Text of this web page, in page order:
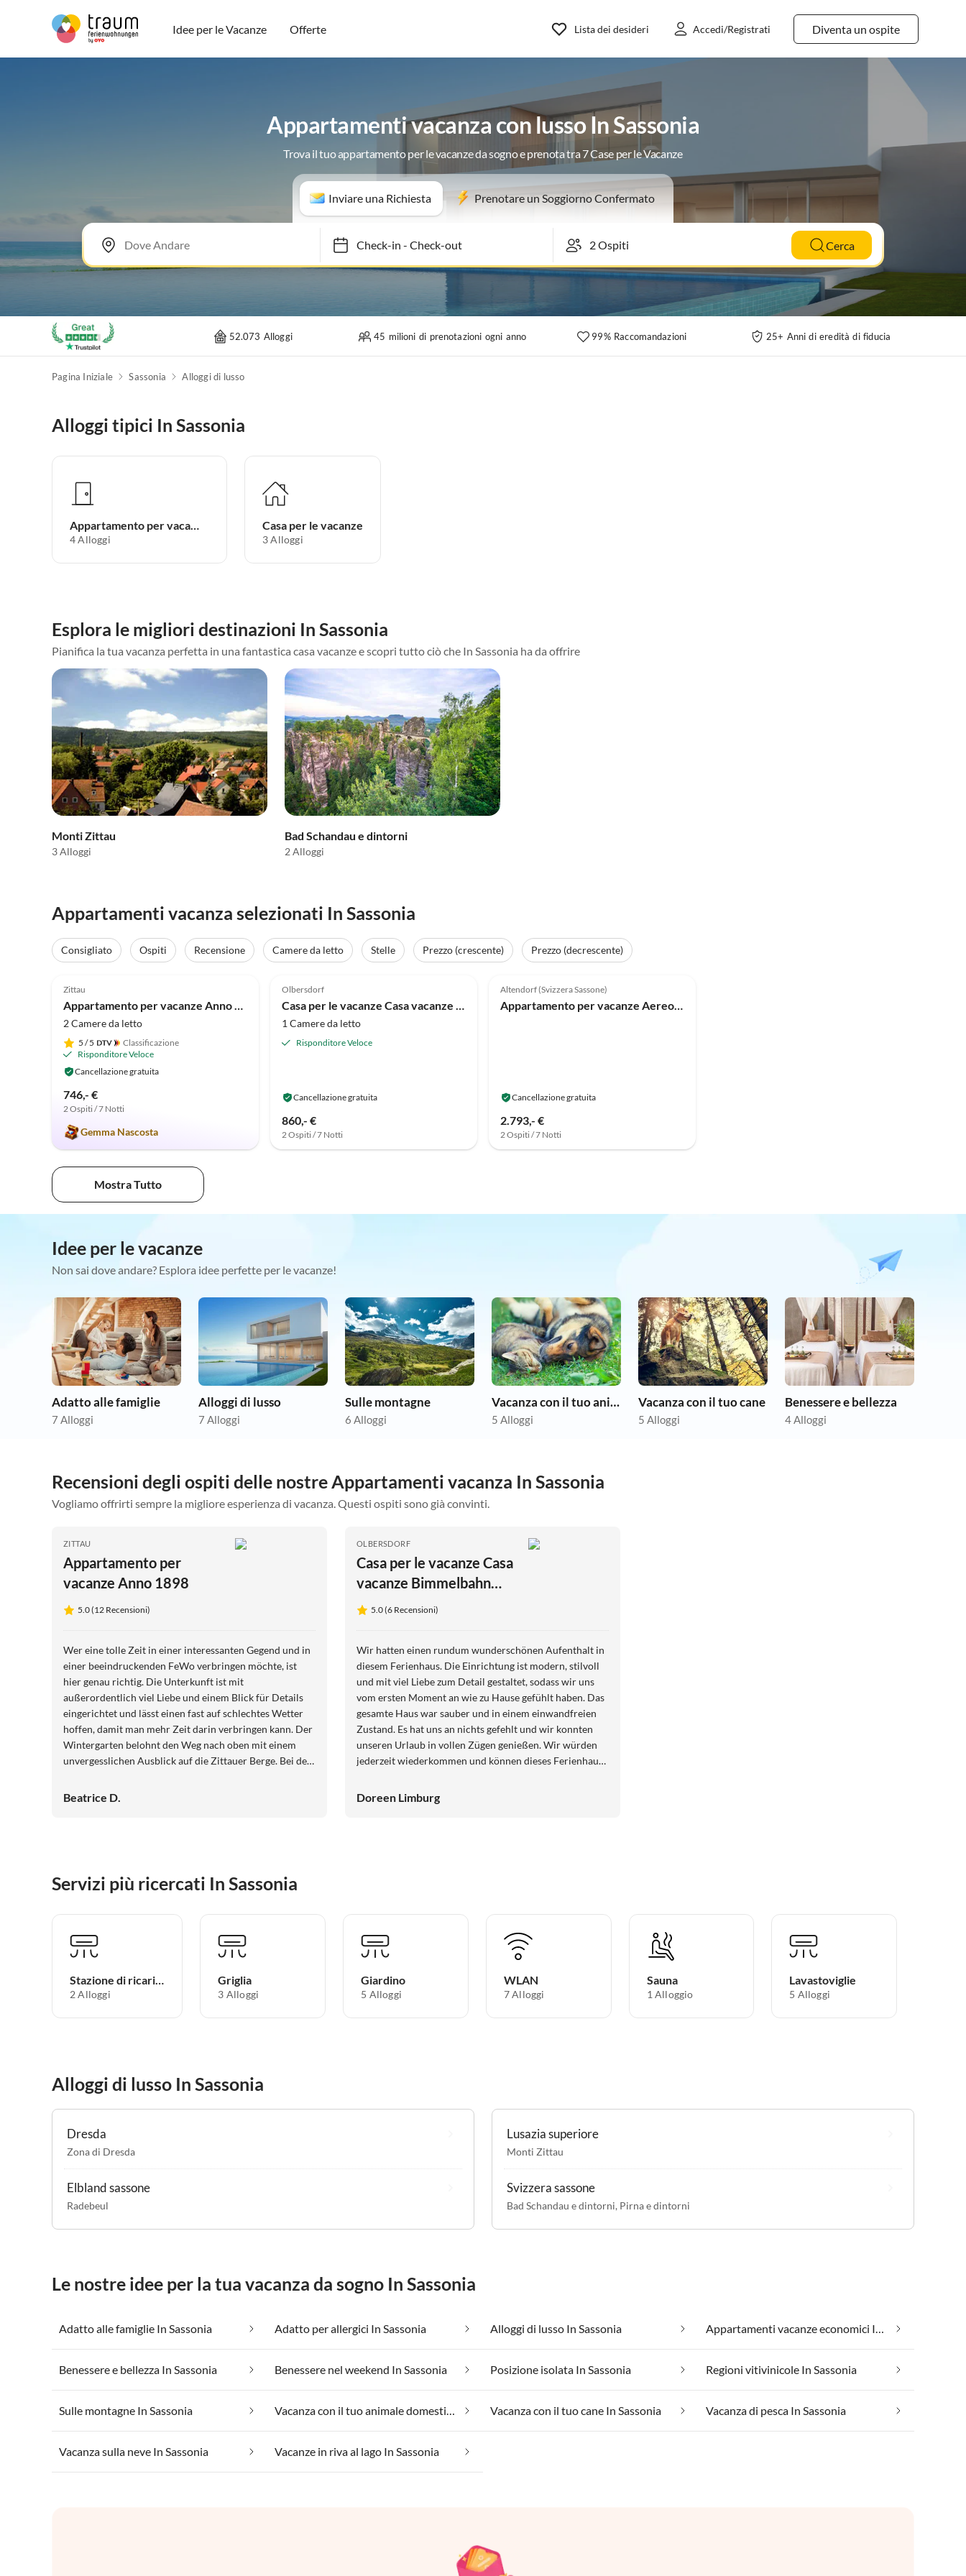
Idee per le Vacanze Offerte Diventa un ospite
Lista dei desideri Accedi/Registrati
Appartamenti vacanza con lusso In Sassonia
Trova il tuo appartamento per le vacanze da sogno e prenota tra 7 Case per le Vacanze
Inviare una Richiesta Prenotare un Soggiorno Confermato
Check-in- Check-out Cerca
52.073 Alloggi 45 milioni di prenotazioni ogni anno 99% Raccomandazioni 25+ Anni di eredità di fiducia
Pagina Iniziale Sassonia Alloggi di lusso
Alloggi tipici In Sassonia
Appartamento per vacanze
4 Alloggi
Casa per le vacanze
3 Alloggi
Esplora le migliori destinazioni In Sassonia
Pianifica la tua vacanza perfetta in una fantastica casa vacanze e scopri tutto ciò che In Sassonia ha da offrire
Monti Zittau
3 Alloggi
Bad Schandau e dintorni
2 Alloggi
Appartamenti vacanza selezionati In Sassonia
Consigliato Ospiti Recensione Camere da letto Stelle Prezzo (crescente) Prezzo (decrescente)
Annuncio in
Alto
Zittau
Appartamento per vacanze Anno 1898
2 Camere da letto
5 / 5
Classificazione
Risponditore Veloce
Cancellazione gratuita
746,- €
2 Ospiti / 7 Notti
Gemma Nascosta
Annuncio in
Alto
Olbersdorf
Casa per le vacanze Casa vacanze Bimmelbahn traccia 2
1 Camere da letto
Risponditore Veloce
Cancellazione gratuita
860,- €
2 Ospiti / 7 Notti
Altendorf (Svizzera Sassone)
Appartamento per vacanze Aereo in giardino
Cancellazione gratuita
2.793,- €
2 Ospiti / 7 Notti
Mostra Tutto
Idee per le vacanze
Non sai dove andare? Esplora idee perfette per le vacanze!
Adatto alle famiglie
7 Alloggi
Alloggi di lusso
7 Alloggi
Sulle montagne
6 Alloggi
Vacanza con il tuo animale domestico
5 Alloggi
Vacanza con il tuo cane
5 Alloggi
Benessere e bellezza
4 Alloggi
Recensioni degli ospiti delle nostre Appartamenti vacanza In Sassonia
Vogliamo offrirti sempre la migliore esperienza di vacanza. Questi ospiti sono già convinti.
ZITTAU
Appartamento per
vacanze Anno 1898
5.0 (12 Recensioni)
Wer eine tolle Zeit in einer interessanten Gegend und in
einer beeindruckenden FeWo verbringen möchte, ist
hier genau richtig. Die Unterkunft ist mit
außerordentlich viel Liebe und einem Blick für Details
eingerichtet und lässt einen fast auf schlechtes Wetter
hoffen, damit man mehr Zeit darin verbringen kann. Der
Wintergarten belohnt den Weg nach oben mit einem
unvergesslichen Ausblick auf die Zittauer Berge. Bei der
doch etwas braucht, sind die Vermieter nur eine Etage
zum Bummeln ein. Wir kommen gern wieder!
Beatrice D.
OLBERSDORF
Casa per le vacanze Casa
vacanze Bimmelbahn
traccia 2
5.0 (6 Recensioni)
Wir hatten einen rundum wunderschönen Aufenthalt in
diesem Ferienhaus. Die Einrichtung ist modern, stilvoll
und mit viel Liebe zum Detail gestaltet, sodass wir uns
vom ersten Moment an wie zu Hause gefühlt haben. Das
gesamte Haus war sauber und in einem einwandfreien
Zustand. Es hat uns an nichts gefehlt und wir konnten
unseren Urlaub in vollen Zügen genießen. Wir würden
jederzeit wiederkommen und können dieses Ferienhaus
tollen Aufenthalt!
Doreen Limburg
Servizi più ricercati In Sassonia
Stazione di ricarica per auto elettriche
2 Alloggi
Griglia
3 Alloggi
Giardino
5 Alloggi
WLAN
7 Alloggi
Sauna
1 Alloggio
Lavastoviglie
5 Alloggi
Alloggi di lusso In Sassonia
Dresda
Zona di Dresda
Elbland sassone
Radebeul
Lusazia superiore
Monti Zittau
Svizzera sassone
Bad Schandau e dintorni, Pirna e dintorni
Le nostre idee per la tua vacanza da sogno In Sassonia
Adatto alle famiglie In Sassonia Adatto per allergici In Sassonia Alloggi di lusso In Sassonia Appartamenti vacanze economici In Sassonia
Benessere e bellezza In Sassonia Benessere nel weekend In Sassonia Posizione isolata In Sassonia Regioni vitivinicole In Sassonia
Sulle montagne In Sassonia Vacanza con il tuo animale domestico In Sassonia Vacanza con il tuo cane In Sassonia Vacanza di pesca In Sassonia
Vacanza sulla neve In Sassonia Vacanze in riva al lago In Sassonia